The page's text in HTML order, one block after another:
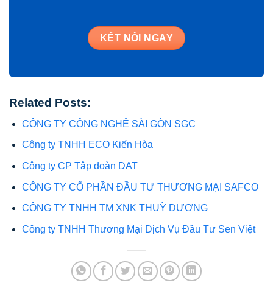
KẾT NỐI NGAY
Related Posts:
CÔNG TY CÔNG NGHỆ SÀI GÒN SGC
Công ty TNHH ECO Kiến Hòa
Công ty CP Tập đoàn DAT
CÔNG TY CỔ PHẦN ĐẦU TƯ THƯƠNG MẠI SAFCO
CÔNG TY TNHH TM XNK THUỲ DƯƠNG
Công ty TNHH Thương Mại Dịch Vụ Đầu Tư Sen Việt